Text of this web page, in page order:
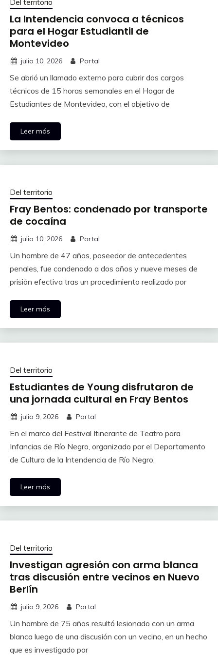
Del territorio
La Intendencia convoca a técnicos
para el Hogar Estudiantil de
Montevideo
julio 10, 2026 Portal
Se abrió un llamado externo para cubrir dos cargos
técnicos de 15 horas semanales en el Hogar de
Estudiantes de Montevideo, con el objetivo de
Leer más
Del territorio
Fray Bentos: condenado por transporte
de cocaína
julio 10, 2026 Portal
Un hombre de 47 años, poseedor de antecedentes
penales, fue condenado a dos años y nueve meses de
prisión efectiva tras un procedimiento realizado por
Leer más
Del territorio
Estudiantes de Young disfrutaron de
una jornada cultural en Fray Bentos
julio 9, 2026 Portal
En el marco del Festival Itinerante de Teatro para
Infancias de Río Negro, organizado por el Departamento
de Cultura de la Intendencia de Río Negro,
Leer más
Del territorio
Investigan agresión con arma blanca
tras discusión entre vecinos en Nuevo
Berlín
julio 9, 2026 Portal
Un hombre de 75 años resultó lesionado con un arma
blanca luego de una discusión con un vecino, en un hecho
que es investigado por